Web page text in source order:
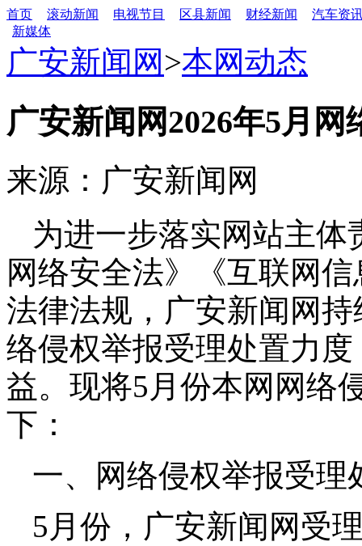
首页 滚动新闻 电视节目 区县新闻 财经新闻
汽车资
新媒体
广安新闻网 >本网动态
广安新闻网2026年5月
来源：广安新闻网
为进一步落实网站主
网络安全法》《互联网
法律法规，广安新闻网
络侵权举报受理处置力
益。现将5月份本网网络
下：
一、网络侵权举报受理
5月份，广安新闻网受